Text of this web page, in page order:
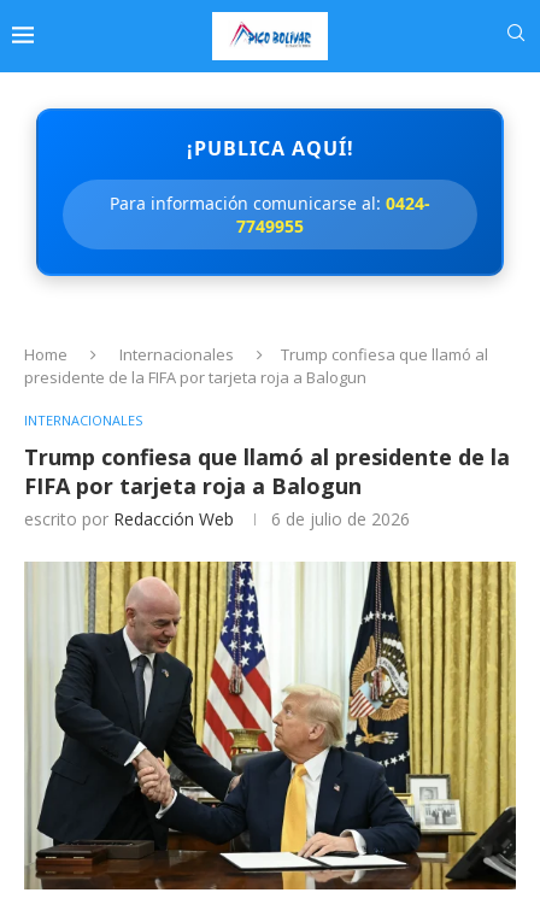
¡PUBLICA AQUÍ!
Para información comunicarse al: 0424-
7749955
Home Internacionales
Trump confiesa que llamó al
presidente de la FIFA por tarjeta roja a Balogun
INTERNACIONALES
Trump confiesa que llamó al presidente de la
FIFA por tarjeta roja a Balogun
escrito por Redacción Web 6 de julio de 2026